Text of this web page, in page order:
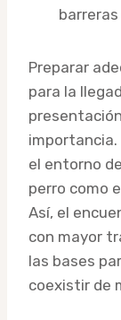
Preparar
para la
el entorno
perro como
Así, el
con mayor
las bases
coexistir de